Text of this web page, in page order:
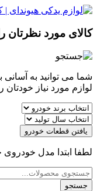
کالای مورد نظرتان
شما می توانید به
لوازم مورد نیاز
یافتن قطعات خودرو
لطفا ابتدا مدل خودروی
Products
search
جستجو